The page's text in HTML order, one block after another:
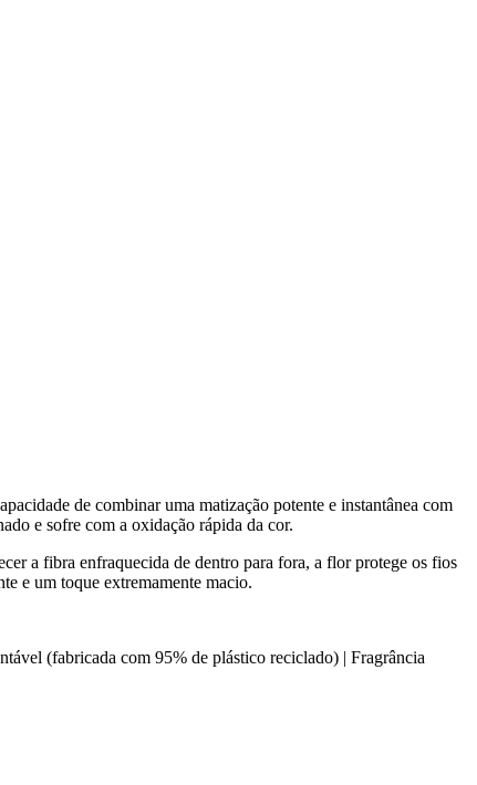
de combinar uma matização potente e instantânea com
e sofre com a oxidação rápida da cor.
a fibra enfraquecida de dentro para fora, a flor protege os fios
e um toque extremamente macio.
(fabricada com 95% de plástico reciclado) | Fragrância